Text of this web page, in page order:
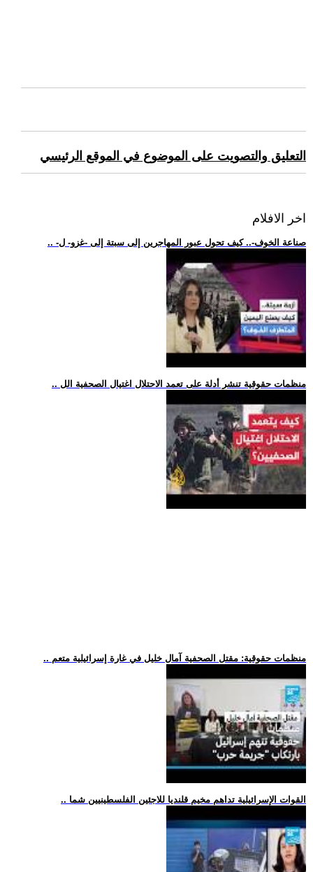
التعليق والتصويت على الموضوع في الموقع الرئيسي
اخر الافلام
.. -صناعة الخوف-.. كيف تحول عبور المهاجرين إلى سبتة إلى -غزو- ل
.. منظمات حقوقية تنشر أدلة على تعمد الاحتلال اغتيال الصحفية الل
.. منظمات حقوقية: مقتل الصحفية آمال خليل في غارة إسرائيلية متعم
.. القوات الإسرائيلية تداهم مخيم قلنديا للاجئين الفلسطينيين شما